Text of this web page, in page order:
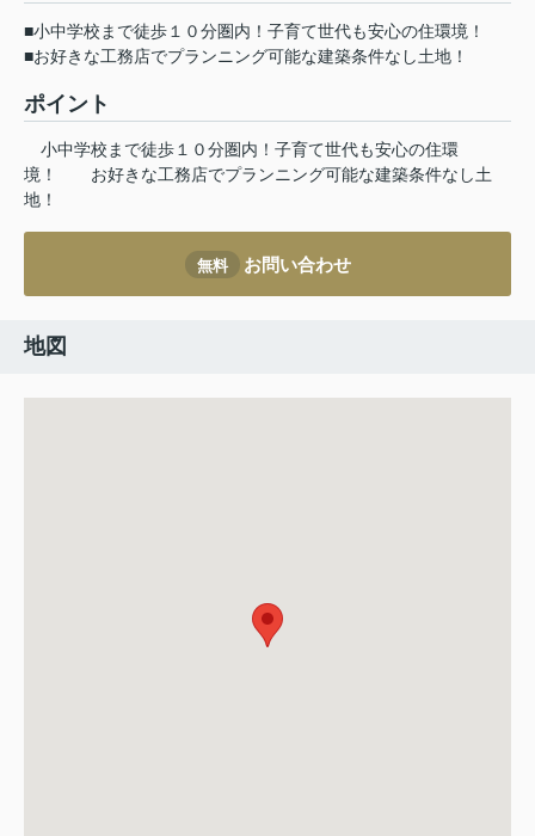
■小中学校まで徒歩１０分圏内！子育て世代も安心の住環境！
■お好きな工務店でプランニング可能な建築条件なし土地！
ポイント
小中学校まで徒歩１０分圏内！子育て世代も安心の住環
境！
お好きな工務店でプランニング可能な建築条件なし土
地！
無料 お問い合わせ
地図